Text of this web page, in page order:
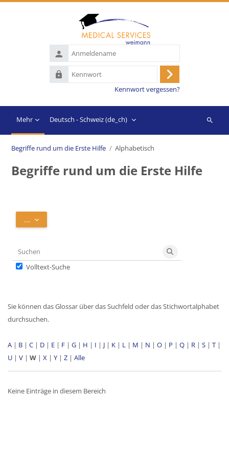
Anmeldename
Kennwort
Anmelden
Kennwort vergessen?
Mehr Deutsch - Schweiz ‎(de_ch)‎
Suchen
Begriffe rund um die Erste Hilfe Alphabetisch
Begriffe rund um die Erste Hilfe
... Einträge exportieren
SuchenSuchen
Volltext-Suche
Sie können das Glossar über das Suchfeld oder das Stichwortalphabet
durchsuchen.
A | B | C | D | E | F | G | H | I | J | K | L | M | N | O | P | Q | R | S | T |
U | V | W | X | Y | Z | Alle
Keine Einträge in diesem Bereich